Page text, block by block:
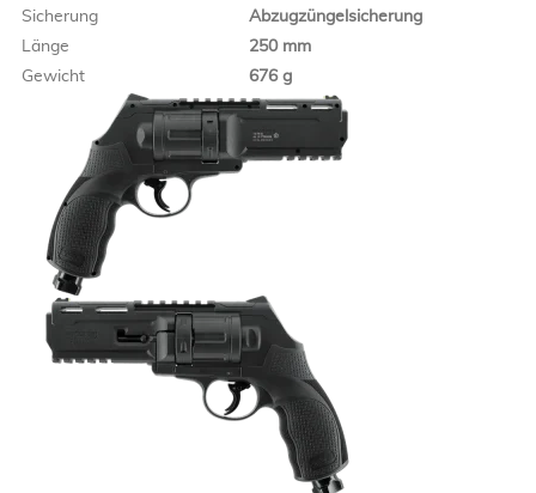
Sicherung
Abzugzüngelsicherung
Länge
250 mm
Gewicht
676 g